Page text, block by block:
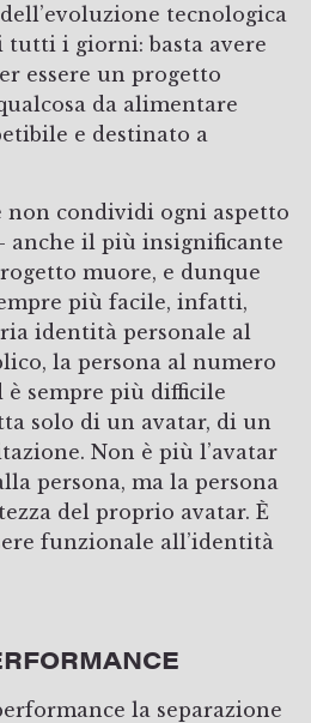
tecnologica
i giorni: basta avere
essere un progetto
da alimentare
e destinato a
non condividi ogni aspetto
anche il più insignificante
muore, e dunque
più facile, infatti,
identità personale al
la persona al numero
è sempre più difficile
solo di un avatar, di un
Non è più l’avatar
persona, ma la persona
del proprio avatar. È
funzionale all’identità
la separazione